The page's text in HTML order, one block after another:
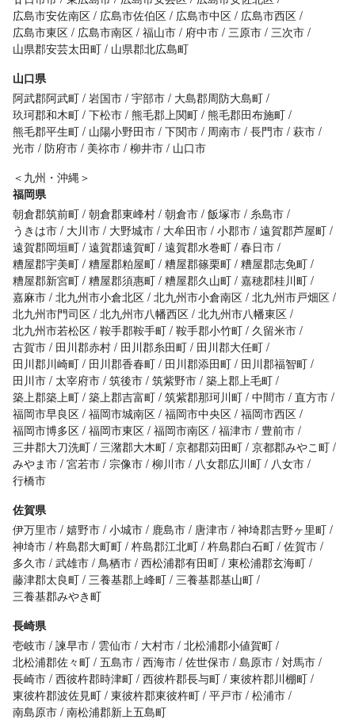
広島市安佐南区
広島市佐伯区 広島市中区
広島市西区
広島市東区
広島市南区 福山市 府中市 三原市 三次市
山県郡安芸太田町
山県郡北広島町
山口県
阿武郡阿武町 岩国市 宇部市
大島郡周防大島町
玖珂郡和木町 下松市 熊毛郡上関町 熊毛郡田布施町
熊毛郡平生町
山陽小野田市 下関市 周南市 長門市 萩市
光市 防府市 美祢市 柳井市
山口市
＜九州・沖縄＞
福岡県
朝倉郡筑前町 朝倉郡東峰村 朝倉市 飯塚市
糸島市
うきは市
大川市 大野城市 大牟田市 小郡市 遠賀郡芦屋町
遠賀郡岡垣町 遠賀郡遠賀町 遠賀郡水巻町 春日市
糟屋郡宇美町 糟屋郡粕屋町 糟屋郡篠栗町 糟屋郡志免町
糟屋郡新宮町 糟屋郡須惠町 糟屋郡久山町 嘉穂郡桂川町
嘉麻市 北九州市小倉北区 北九州市小倉南区 北九州市戸畑区
北九州市門司区 北九州市八幡西区 北九州市八幡東区
北九州市若松区 鞍手郡鞍手町 鞍手郡小竹町
久留米市
古賀市
田川郡赤村 田川郡糸田町
田川郡大任町
田川郡川崎町
田川郡香春町 田川郡添田町
田川郡福智町
田川市
太宰府市 筑後市 筑紫野市 築上郡上毛町
築上郡築上町 築上郡吉富町 筑紫郡那珂川町 中間市 直方市
福岡市早良区 福岡市城南区 福岡市中央区 福岡市西区
福岡市博多区 福岡市東区 福岡市南区 福津市
豊前市
三井郡大刀洗町 三潴郡大木町 京都郡苅田町 京都郡みやこ町
みやま市 宮若市 宗像市 柳川市 八女郡広川町
八女市
行橋市
佐賀県
伊万里市 嬉野市 小城市 鹿島市 唐津市 神埼郡吉野ヶ里町
神埼市 杵島郡大町町 杵島郡江北町 杵島郡白石町 佐賀市
多久市 武雄市 鳥栖市 西松浦郡有田町 東松浦郡玄海町
藤津郡太良町 三養基郡上峰町 三養基郡基山町
三養基郡みやき町
長崎県
壱岐市 諫早市 雲仙市 大村市 北松浦郡小値賀町
北松浦郡佐々町 五島市 西海市 佐世保市 島原市 対馬市
長崎市 西彼杵郡時津町 西彼杵郡長与町 東彼杵郡川棚町
東彼杵郡波佐見町 東彼杵郡東彼杵町 平戸市 松浦市
南島原市 南松浦郡新上五島町